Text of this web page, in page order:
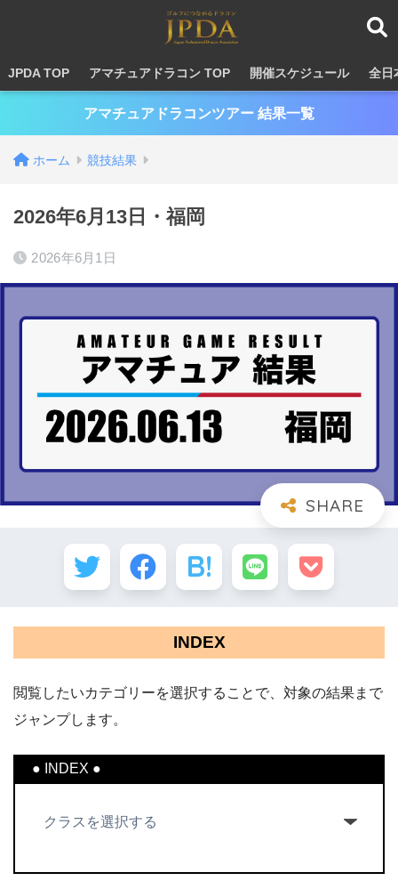
JPDA TOP アマチュアドラコン TOP 開催スケジュール 全日
アマチュアドラコンツアー 結果一覧
ホーム 競技結果
2026年6月13日・福岡
2026年6月1日
INDEX
閲覧したいカテゴリーを選択することで、対象の結果まで
ジャンプします。
● INDEX ●